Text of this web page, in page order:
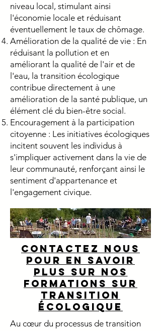
niveau local, stimulant ainsi
l'économie locale et réduisant
éventuellement le taux de chômage.
Amélioration de la qualité de vie : En
réduisant la pollution et en
améliorant la qualité de l'air et de
l'eau, la transition écologique
contribue directement à une
amélioration de la santé publique, un
élément clé du bien-être social.
Encouragement à la participation
citoyenne : Les initiatives écologiques
incitent souvent les individus à
s'impliquer activement dans la vie de
leur communauté, renforçant ainsi le
sentiment d'appartenance et
l'engagement civique.
contactez nous
pour en savoir
plus sur nos
formations sur
transition
écologique
Au cœur du processus de transition